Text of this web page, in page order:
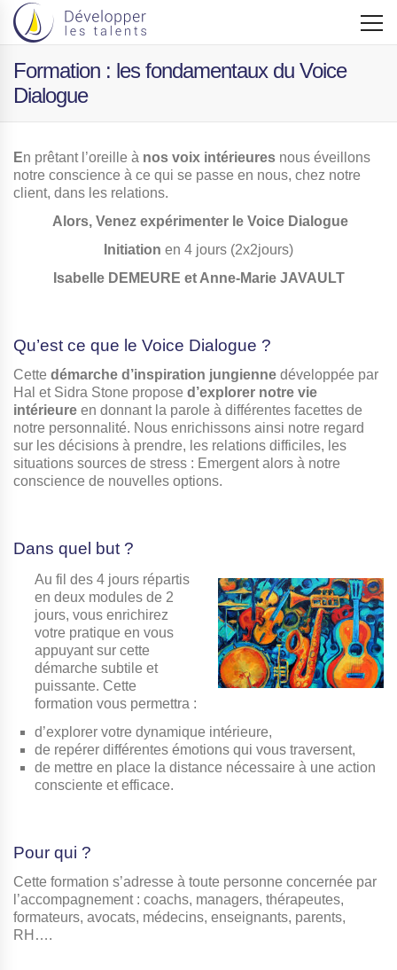
Formation : les fondamentaux du Voice
Dialogue
En prêtant l’oreille à nos voix intérieures nous éveillons
notre conscience à ce qui se passe en nous, chez notre
client, dans les relations.
Alors, Venez expérimenter le Voice Dialogue
Initiation en 4 jours (2x2jours)
Isabelle DEMEURE et Anne-Marie JAVAULT
Qu’est ce que le Voice Dialogue ?
Cette démarche d’inspiration jungienne développée par
Hal et Sidra Stone propose d’explorer notre vie
intérieure en donnant la parole à différentes facettes de
notre personnalité. Nous enrichissons ainsi notre regard
sur les décisions à prendre, les relations difficiles, les
situations sources de stress : Emergent alors à notre
conscience de nouvelles options.
Dans quel but ?
Au fil des 4 jours répartis
en deux modules de 2
jours, vous enrichirez
votre pratique en vous
appuyant sur cette
démarche subtile et
puissante. Cette
formation vous permettra :
d’explorer votre dynamique intérieure,
de repérer différentes émotions qui vous traversent,
de mettre en place la distance nécessaire à une action
consciente et efficace.
Pour qui ?
Cette formation s’adresse à toute personne concernée par
l’accompagnement : coachs, managers, thérapeutes,
formateurs, avocats, médecins, enseignants, parents,
RH….